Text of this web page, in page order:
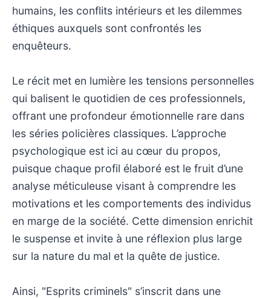
humains, les conflits intérieurs et les dilemmes
éthiques auxquels sont confrontés les
enquêteurs.
Le récit met en lumière les tensions personnelles
qui balisent le quotidien de ces professionnels,
offrant une profondeur émotionnelle rare dans
les séries policières classiques. L’approche
psychologique est ici au cœur du propos,
puisque chaque profil élaboré est le fruit d’une
analyse méticuleuse visant à comprendre les
motivations et les comportements des individus
en marge de la société. Cette dimension enrichit
le suspense et invite à une réflexion plus large
sur la nature du mal et la quête de justice.
Ainsi, "Esprits criminels" s’inscrit dans une